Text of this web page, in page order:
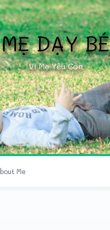
MẸ DẠY BÉ
Vì Mẹ Yêu Con
Me